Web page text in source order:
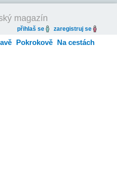
magazín
přihlaš se zaregistruj se
Pokrokově Na cestách